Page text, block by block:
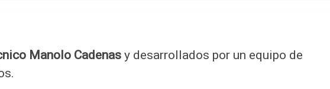
Manolo Cadenas y desarrollados por un equipo de